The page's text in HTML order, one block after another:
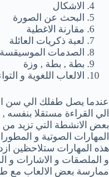
الاشكال
البحث عن الصورة
مقارنة الاغطية
لعبة ذكريات العائلة
الصدمات الموسيقسة
بطة , بطة , وزة
الالعاب اللغوية و
عندما يصل طفلك الي سن
الي القراءة مستقلا
بعض الانشطة التي تزيد من
المهارات الصوتية و
هذه المهارات ستلاحظين
و الملصقات و الاشارات و
ممارسة بعض الالعاب مع